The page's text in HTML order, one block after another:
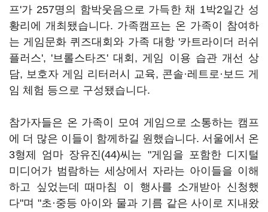
프'가 257명의 함박웃음으로 가득한 채 1박2일간 성
황리에 개최됐습니다. 가족캠프는 온 가족이 참여하
는 게임문화 퀴즈대회와 가족 대항 '카트라이더 러쉬
플러스', '브롤스타즈' 대회, 게임 이용 습관 개선 상
담, 보호자 게임 리터러시 교육, 콘솔·레트로·보드 게
임 체험 등으로 구성됐습니다.
참가자들은 온 가족이 모여 게임으로 소통하는 캠프
에 더 많은 이들이 함께하길 원했습니다. 서울에서 온
3형제 엄마 장유진(44)씨는 "게임을 포함한 디지털
미디어가 범람하는 세상에서 자라는 아이들을 이해
하고 싶었는데 때마침 이 행사를 소개받아 신청했
다"며 "초·중등 아이와 물과 기름 같은 사이로 지내왔